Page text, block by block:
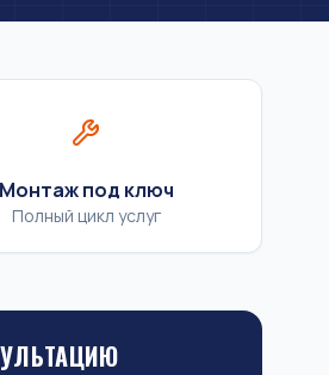
Монтаж под ключ
Полный цикл услуг